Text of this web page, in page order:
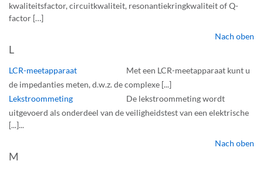
kwaliteitsfactor, circuitkwaliteit, resonantiekringkwaliteit of Q-
factor […]
Nach oben
L
LCR-meetapparaat
Met een LCR-meetapparaat kunt u
de impedanties meten, d.w.z. de complexe [...]
Lekstroommeting
De lekstroommeting wordt
uitgevoerd als onderdeel van de veiligheidstest van een elektrische
[...]...
Nach oben
M